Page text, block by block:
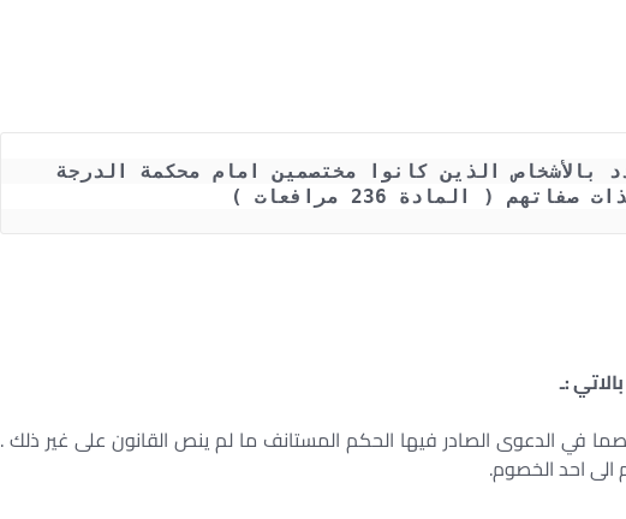
صفاتهم ( المادة 236 مرافعات )
في الدعوى الصادر فيها الحكم المستانف ما لم ينص القانون على غير ذلك .
الى احد الخصوم.